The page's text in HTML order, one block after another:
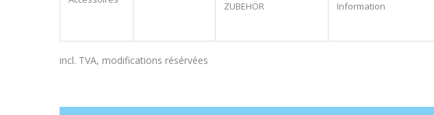
ZUBEHÖR
Information
incl. TVA, modifications résérvées